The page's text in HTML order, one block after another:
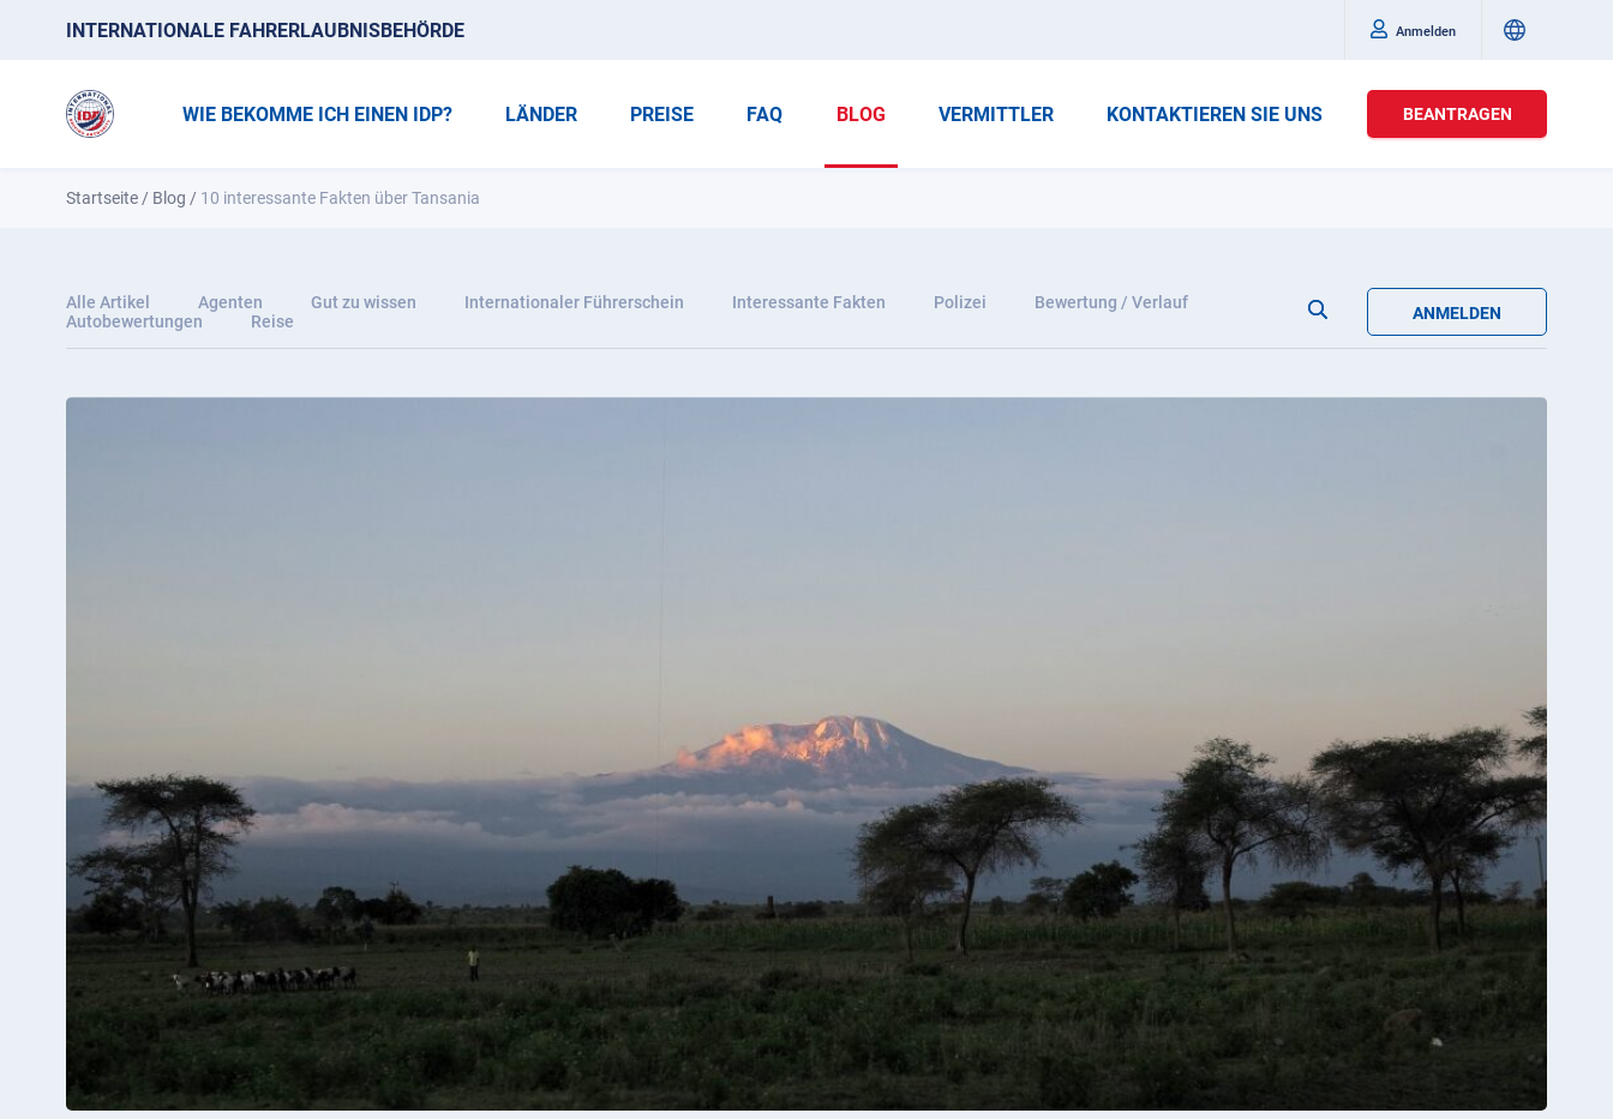
INTERNATIONALE FAHRERLAUBNISBEHÖRDE Anmelden
WIE BEKOMME ICH EINEN IDP? LÄNDER PREISE FAQ BLOG VERMITTLER KONTAKTIEREN SIE UNS BEANTRAGEN
Startseite / Blog / 10 interessante Fakten über Tansania
Alle Artikel Agenten Gut zu wissen Internationaler Führerschein Interessante Fakten Polizei
Bewertung / Verlauf
Autobewertungen
Reise ANMELDEN